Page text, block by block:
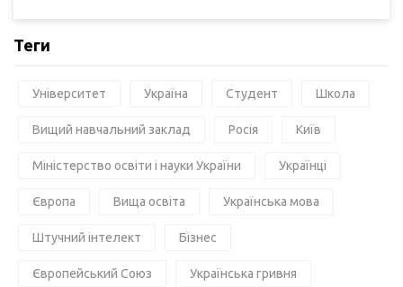
Теги
Університет Україна Студент Школа
Вищий навчальний заклад Росія Київ
Міністерство освіти і науки України Українці
Європа Вища освіта Українська мова
Штучний інтелект Бізнес
Європейський Союз Українська гривня